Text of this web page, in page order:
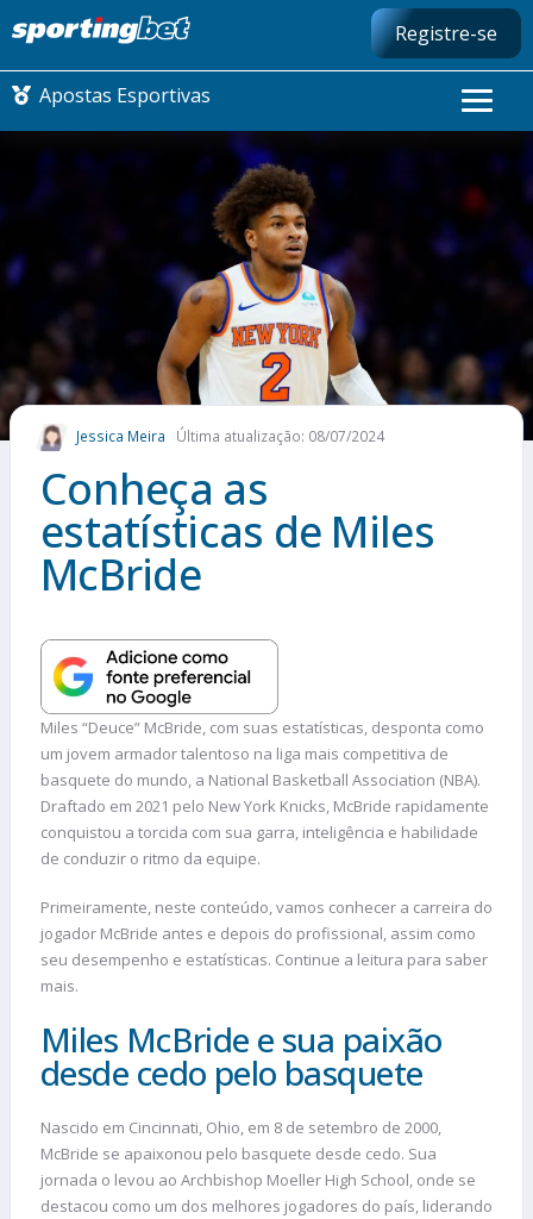
Registre-se
Apostas Esportivas
CONMEBOL LIBERTADORES
FUTEBOL NACIONAL
FUTEBOL INTERNACIONAL
COMO APOSTAR
MAIS ESPORTES
Jessica Meira Última atualização: 08/07/2024
Conheça as
estatísticas de Miles
McBride
Miles “Deuce” McBride, com suas estatísticas, desponta como
um jovem armador talentoso na liga mais competitiva de
basquete do mundo, a National Basketball Association (NBA).
Draftado em 2021 pelo New York Knicks, McBride rapidamente
conquistou a torcida com sua garra, inteligência e habilidade
de conduzir o ritmo da equipe.
Primeiramente, neste conteúdo, vamos conhecer a carreira do
jogador McBride antes e depois do profissional, assim como
seu desempenho e estatísticas. Continue a leitura para saber
mais.
Miles McBride e sua paixão
desde cedo pelo basquete
Nascido em Cincinnati, Ohio, em 8 de setembro de 2000,
McBride se apaixonou pelo basquete desde cedo. Sua
jornada o levou ao Archbishop Moeller High School, onde se
destacou como um dos melhores jogadores do país, liderando